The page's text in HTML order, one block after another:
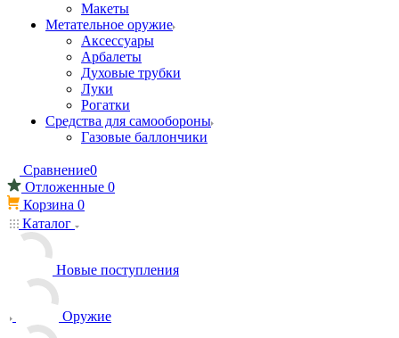
Макеты
Метательное оружие
Аксессуары
Арбалеты
Духовые трубки
Луки
Рогатки
Средства для самообороны
Газовые баллончики
Сравнение0
Отложенные 0
Корзина 0
Каталог
Новые поступления
Оружие